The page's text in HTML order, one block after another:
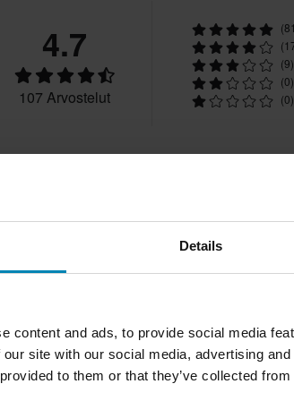
Details
content and ads, to provide social media
site with our social media, advertising
to them or that they’ve collected
1000 g – 1150 g
S 275 x 295 x 255 mm
XS
275 x 295 x 255 mm
tilauksesta valmistettuja
4.7
107 Arvostelut
(9)
(0)
(0)